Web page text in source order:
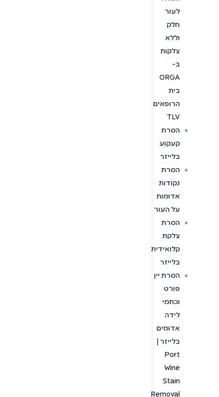
לעור
חלק
וללא
צלקות
ב-
ORGA
בית
הרופאים
TLV
הסרת
קעקוע
בלייזר
הסרת
נקודות
אדומות
על העור
הסרת
צלקת
קלואידית
בלייזר
הסרת יין
פורט
וכתמי
לידה
אדומים
בלייזר |
Port
Wine
Stain
Removal